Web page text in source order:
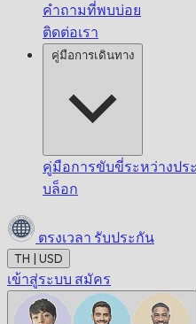
คำถามที่พบบ่อย
ติดต่อเรา
คู่มือการเดินทาง
คู่มือการขับขี่ระหว่างปร
บล็อก
ตรงเวลา รับประกัน
TH | USD
เข้าสู่ระบบ สมัคร